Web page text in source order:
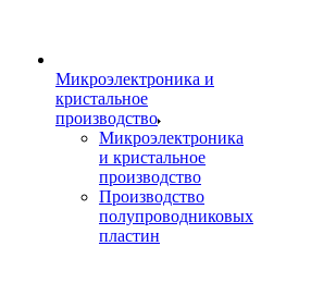
Микроэлектроника и
кристальное
производство
Микроэлектроника
и кристальное
производство
Производство
полупроводниковых
пластин